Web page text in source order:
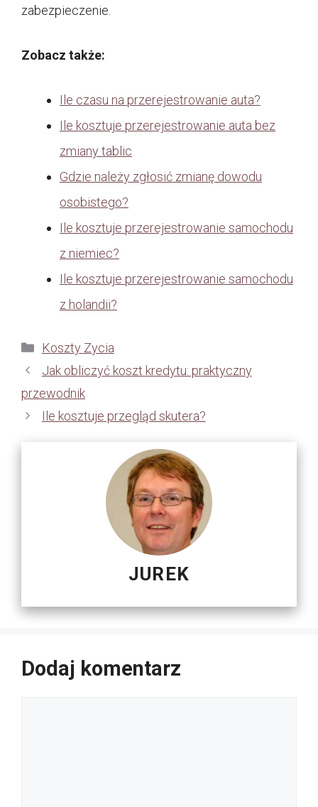
zabezpieczenie.
Zobacz także:
Ile czasu na przerejestrowanie auta?
Ile kosztuje przerejestrowanie auta bez
zmiany tablic
Gdzie należy zgłosić zmianę dowodu
osobistego?
Ile kosztuje przerejestrowanie samochodu
z niemiec?
Ile kosztuje przerejestrowanie samochodu
z holandii?
Kategorie
Koszty Zycia
Jak obliczyć koszt kredytu: praktyczny
przewodnik
Ile kosztuje przegląd skutera?
JUREK
Dodaj komentarz